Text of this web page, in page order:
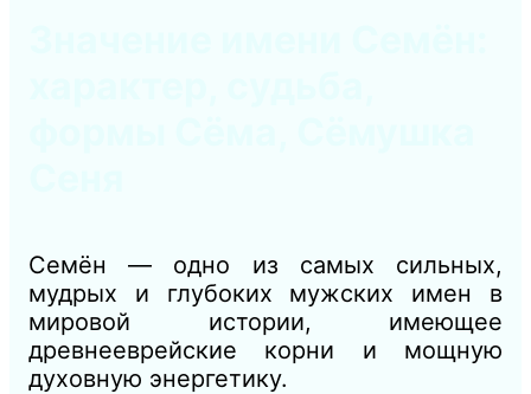
Семён — одно из самых сильных,
мудрых и глубоких мужских имен в
мировой истории, имеющее
древнееврейские корни и мощную
духовную энергетику.